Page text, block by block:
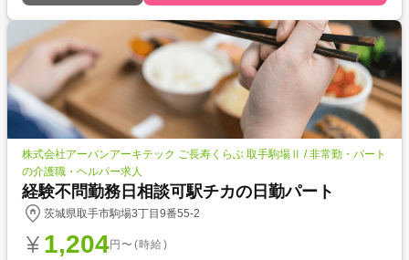
株式会社アーバンアーキテック ご長寿くらぶ 取手駒場Ⅱ / 非常勤・パート
の介護職・ヘルパー求人
経験不問勤務日相談可駅チカの日勤パート
茨城県取手市駒場3丁目9番55-2
1,204円〜(時給)